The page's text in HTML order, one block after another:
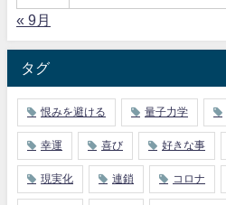
« 9月
タグ
恨みを避ける 量子力学
幸運 喜び 好きな事
現実化 連鎖 コロナ